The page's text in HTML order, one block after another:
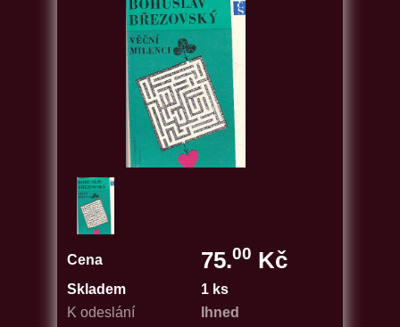
Cena 75.00 Kč
Skladem
1 ks
K odeslání
Ihned